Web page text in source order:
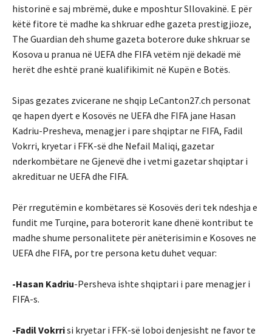
historinë e saj mbrëmë, duke e mposhtur Sllovakinë. E për
këtë fitore të madhe ka shkruar edhe gazeta prestigjioze,
The Guardian deh shume gazeta boterore duke shkruar se
Kosova u pranua në UEFA dhe FIFA vetëm një dekadë më
herët dhe eshtë pranë kualifikimit në Kupën e Botës.
Sipas gezates zvicerane ne shqip LeCanton27.ch personat
qe hapen dyert e Kosovës ne UEFA dhe FIFA jane Hasan
Kadriu-Presheva, menagjer i pare shqiptar ne FIFA, Fadil
Vokrri, kryetar i FFK-së dhe Nefail Maliqi, gazetar
nderkombëtare ne Gjenevë dhe i vetmi gazetar shqiptar i
akredituar ne UEFA dhe FIFA.
Për rregutëmin e kombëtares së Kosovës deri tek ndeshja e
fundit me Turqine, para boterorit kane dhenë kontribut te
madhe shume personalitete për anëterisimin e Kosoves ne
UEFA dhe FIFA, por tre persona ketu duhet vequar:
-Hasan Kadriu-Persheva ishte shqiptari i pare menagjer i
FIFA-s.
-Fadil Vokrrisi kryetar i FFK-së loboi denjesisht ne favor te